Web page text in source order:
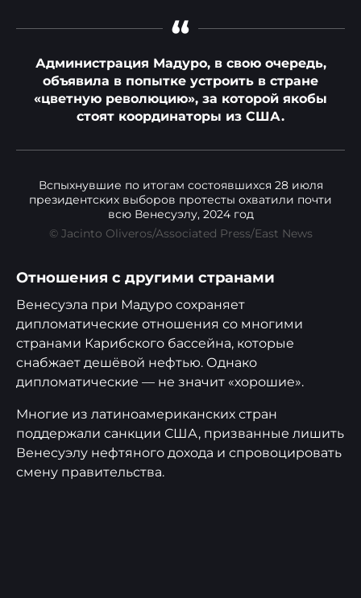
“
Администрация Мадуро, в свою очередь,
объявила в попытке устроить в стране
«цветную революцию», за которой якобы
стоят координаторы из США.
Вспыхнувшие по итогам состоявшихся 28 июля
президентских выборов протесты охватили почти
всю Венесуэлу, 2024 год
© Jacinto Oliveros/Associated Press/East News
Отношения с другими странами
Венесуэла при Мадуро сохраняет
дипломатические отношения со многими
странами Карибского бассейна, которые
снабжает дешёвой нефтью. Однако
дипломатические — не значит «хорошие».
Многие из латиноамериканских стран
поддержали санкции США, призванные лишить
Венесуэлу нефтяного дохода и спровоцировать
смену правительства.